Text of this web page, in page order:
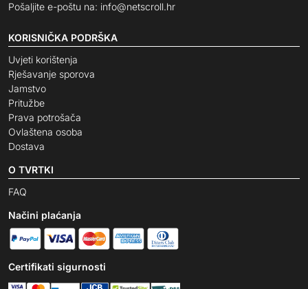
Pošaljite e-poštu na: info@netscroll.hr
KORISNIČKA PODRŠKA
Uvjeti korištenja
Rješavanje sporova
Jamstvo
Pritužbe
Prava potrošača
Ovlaštena osoba
Dostava
O TVRTKI
FAQ
Načini plaćanja
Certifikati sigurnosti